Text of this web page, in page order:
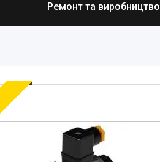
Ремонт та виробництво